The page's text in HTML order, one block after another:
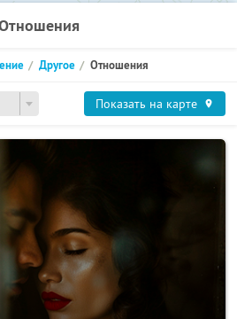
Другое Отношения
Показать на карте